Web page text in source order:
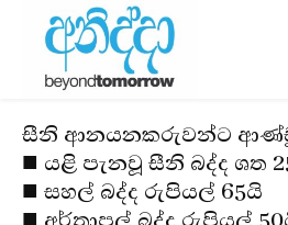
සීනි ආනයනකරුවන්ට
■ යළි පැනවූ සීනි බද්ද ශත
■ සහල් බද්ද රුපියල් 65යි